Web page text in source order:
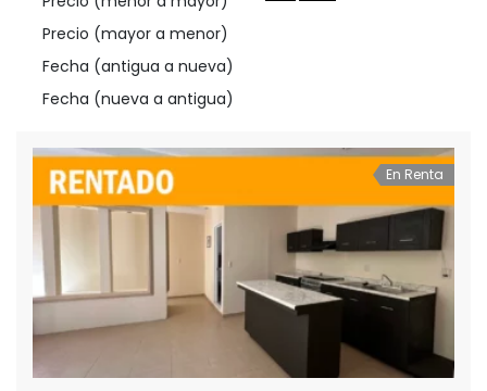
Precio (mayor a menor)
Fecha (antigua a nueva)
Fecha (nueva a antigua)
En Renta